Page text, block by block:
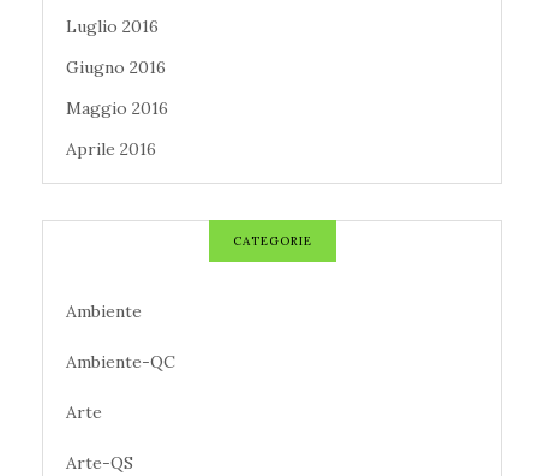
Luglio 2016
Giugno 2016
Maggio 2016
Aprile 2016
CATEGORIE
Ambiente
Ambiente-QC
Arte
Arte-QS